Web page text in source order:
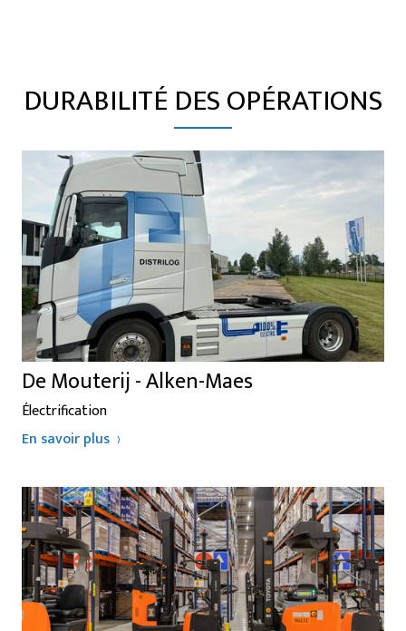
DURABILITÉ DES OPÉRATIONS
De Mouterij - Alken-Maes
Électrification
En savoir plus